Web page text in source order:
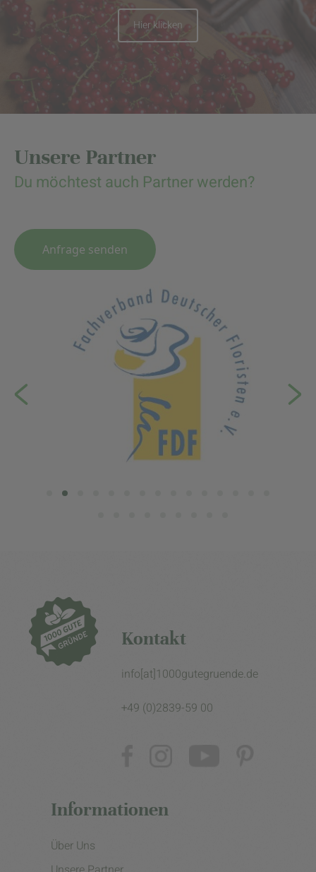
Hier klicken
Unsere Partner
Du möchtest auch Partner werden?
Anfrage senden
Kontakt
info[at]1000gutegruende.de
+49 (0)2839-59 00
Informationen
Über Uns